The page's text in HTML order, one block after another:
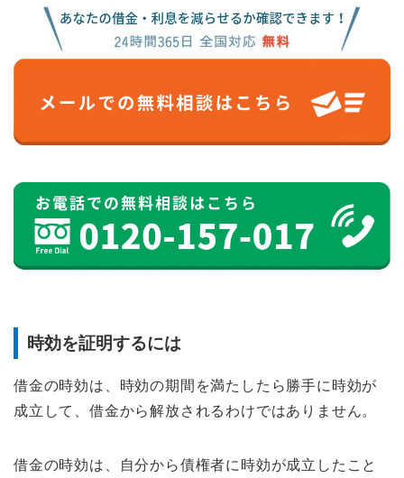
時効を証明するには
借金の時効は、時効の期間を満たしたら勝手に時効が
成立して、借金から解放されるわけではありません。
借金の時効は、自分から債権者に時効が成立したこと